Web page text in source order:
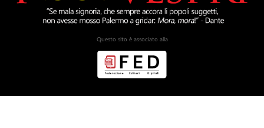
Questo sito è associato alla